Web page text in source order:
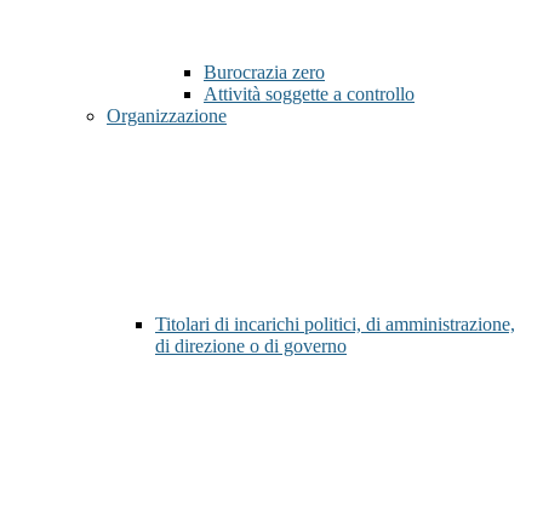
Burocrazia zero
Attività soggette a controllo
Organizzazione
Titolari di incarichi politici, di amministrazione,
di direzione o di governo